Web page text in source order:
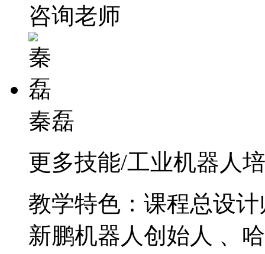
咨询老师
秦磊
更多技能/工业机器人
教学特色：课程总设
新鹏机器人创始人 、